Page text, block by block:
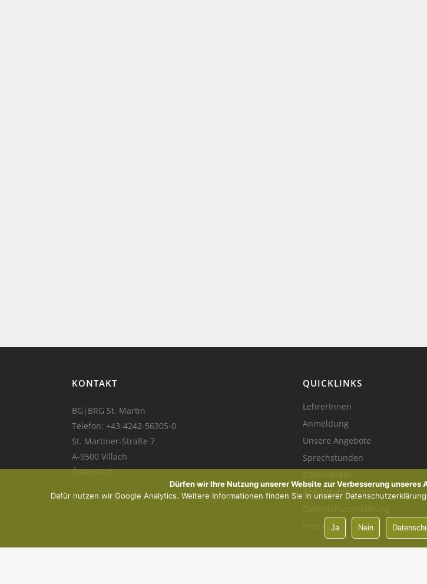
KONTAKT
BG|BRG St. Martin
Telefon: +43-4242-56305-0
St. Martiner-Straße 7
A-9500 Villach
Österreich
QUICKLINKS
LehrerInnen
Anmeldung
Unsere Angebote
Sprechstunden
Abendgymnasium
Impressum
Dürfen wir Ihre Nutzung unserer Website zur Verbesserung
Dafür nutzen wir Google Analytics. Weitere Informationen finden Sie in unserer
Ja Nein